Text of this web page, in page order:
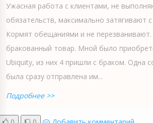
Ужасная работа с клиентами, не
обязательств, максимально затягивают
Кормят обещаниями и не
бракованный товар. Мной было
Ubiquity, из них 4 пришли с браком. Одна
была сразу отправлена им...
Подробнее >>